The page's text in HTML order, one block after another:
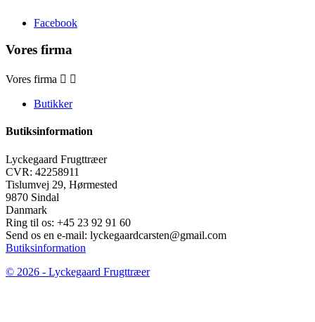
Facebook
Vores firma
Vores firma  
Butikker
Butiksinformation
Lyckegaard Frugttræer
CVR: 42258911
Tislumvej 29, Hørmested
9870 Sindal
Danmark
Ring til os: +45 23 92 91 60
Send os en e-mail: lyckegaardcarsten@gmail.com
Butiksinformation
© 2026 - Lyckegaard Frugttræer